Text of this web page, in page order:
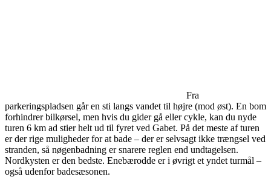
Fra
parkeringspladsen går en sti langs vandet til højre (mod øst). En bom
forhindrer bilkørsel, men hvis du gider gå eller cykle, kan du nyde
turen 6 km ad stier helt ud til fyret ved Gabet. På det meste af turen
er der rige muligheder for at bade – der er selvsagt ikke trængsel ved
stranden, så nøgenbadning er snarere reglen end undtagelsen.
Nordkysten er den bedste. Enebærodde er i øvrigt et yndet turmål –
også udenfor badesæsonen.